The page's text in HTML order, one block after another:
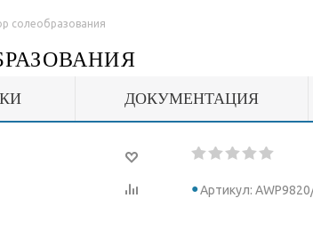
солеобразования
ДОКУМЕНТАЦИЯ
Артикул: